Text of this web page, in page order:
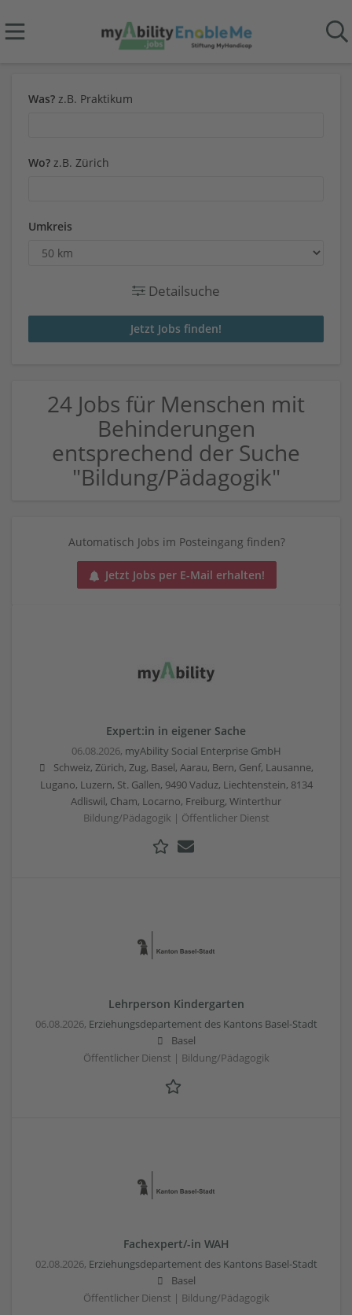
Was? z.B. Praktikum
Wo? z.B. Zürich
Umkreis
Detailsuche
24 Jobs für Menschen mit
Behinderungen
entsprechend der Suche
"Bildung/Pädagogik"
Automatisch Jobs im Posteingang finden?
Jetzt Jobs per E-Mail erhalten!
Expert:in in eigener Sache
06.08.2026, myAbility Social Enterprise GmbH
Schweiz, Zürich, Zug, Basel, Aarau, Bern, Genf, Lausanne,
Lugano, Luzern, St. Gallen, 9490 Vaduz, Liechtenstein, 8134
Adliswil, Cham, Locarno, Freiburg, Winterthur
Bildung/Pädagogik | Öffentlicher Dienst
Lehrperson Kindergarten
06.08.2026, Erziehungsdepartement des Kantons Basel-Stadt
Basel
Öffentlicher Dienst | Bildung/Pädagogik
Fachexpert/-in WAH
02.08.2026, Erziehungsdepartement des Kantons Basel-Stadt
Basel
Öffentlicher Dienst | Bildung/Pädagogik